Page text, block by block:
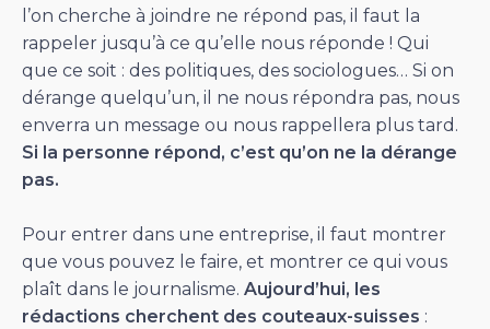
l’on cherche à joindre ne répond pas, il faut la
rappeler jusqu’à ce qu’elle nous réponde ! Qui
que ce soit : des politiques, des sociologues… Si on
dérange quelqu’un, il ne nous répondra pas, nous
enverra un message ou nous rappellera plus tard.
Si la personne répond, c’est qu’on ne la dérange
pas.
Pour entrer dans une entreprise, il faut montrer
que vous pouvez le faire, et montrer ce qui vous
plaît dans le journalisme. Aujourd’hui, les
rédactions cherchent des couteaux-suisses :